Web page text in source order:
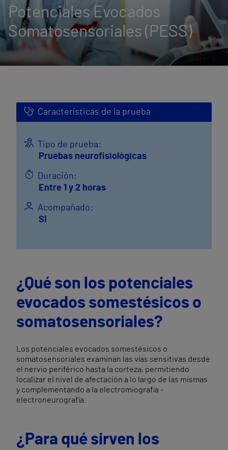
Potenciales Evocados
Somatosensoriales (PESS)
Características de la prueba
Tipo de prueba:
Pruebas neurofisiológicas
Duración:
Entre 1 y 2 horas
Acompañado:
SI
¿Qué son los potenciales
evocados somestésicos o
somatosensoriales?
Los potenciales evocados somestésicos o
somatosensoriales examinan las vías sensitivas desde
el nervio periférico hasta la corteza, permitiendo
localizar el nivel de afectación a lo largo de las mismas
y complementando a la electromiografía -
electroneurografía.
¿Para qué sirven los